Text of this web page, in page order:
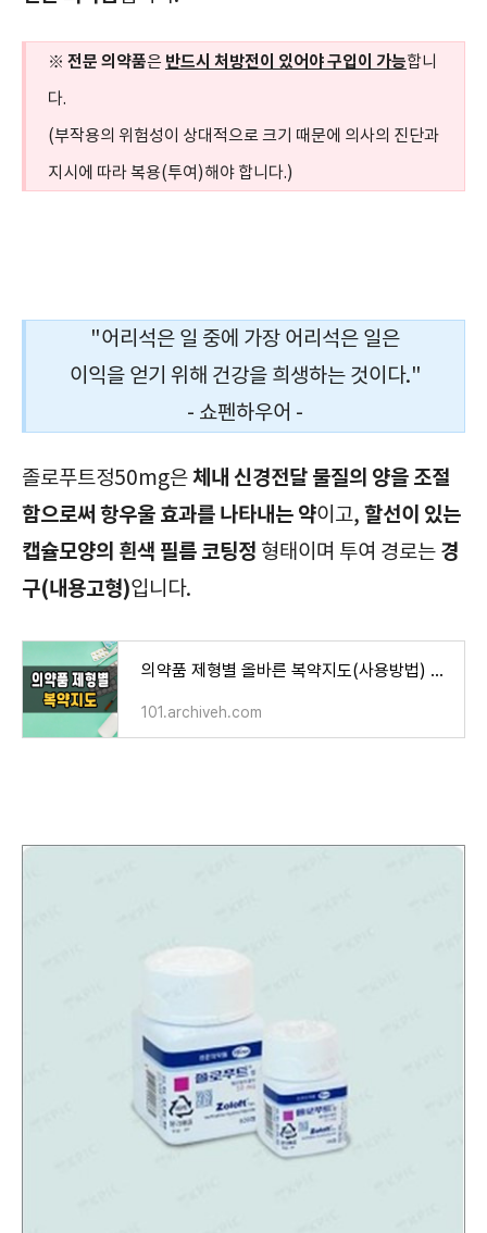
※ 전문 의약품은 반드시 처방전이 있어야 구입이 가능합니
다.
(부작용의 위험성이 상대적으로 크기 때문에 의사의 진단과
지시에 따라 복용(투여)해야 합니다.)
"어리석은 일 중에 가장 어리석은 일은
이익을 얻기 위해 건강을 희생하는 것이다."
- 쇼펜하우어 -
졸로푸트정50mg은체내 신경전달 물질의 양을 조절
함으로써 항우울 효과를 나타내는 약이고, 할선이 있는
캡슐모양의 흰색 필름 코팅정 형태이며 투여 경로는 경
구(내용고형)입니다.
의약품 제형별 올바른 복약지도(사용방법) 및 주의사항
101.archiveh.com